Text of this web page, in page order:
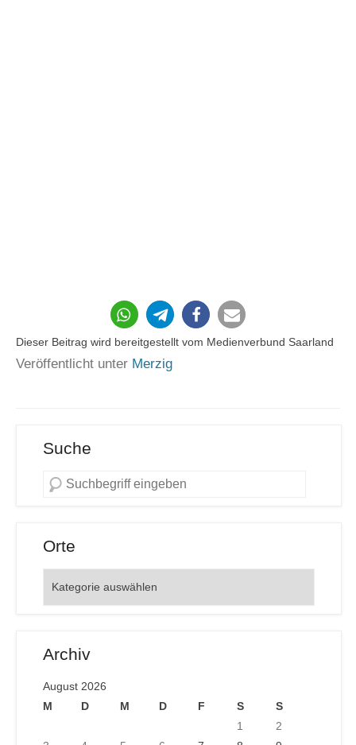
79
Dieser Beitrag wird bereitgestellt vom Medienverbund Saarland
Veröffentlicht unter Merzig
Suche
Orte
Archiv
August 2026
M
D M D F S
S
1
2